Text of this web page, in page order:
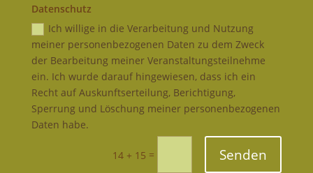
Datenschutz
Ich willige in die Verarbeitung und Nutzung
meiner personenbezogenen Daten zu dem Zweck
der Bearbeitung meiner Veranstaltungsteilnehme
ein. Ich wurde darauf hingewiesen, dass ich ein
Recht auf Auskunftserteilung, Berichtigung,
Sperrung und Löschung meiner personenbezogenen
Daten habe.
14 + 15 = Senden